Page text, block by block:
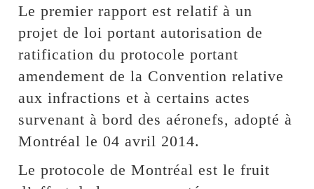
Le premier rapport est relatif à un
projet de loi portant autorisation de
ratification du protocole portant
amendement de la Convention relative
aux infractions et à certains actes
survenant à bord des aéronefs, adopté à
Montréal le 04 avril 2014.
Le protocole de Montréal est le fruit